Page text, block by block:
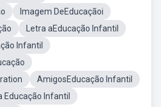
Imagem DeEducaçãoi
Letra aEducação Infantil
Infantil
AmigosEducação Infantil
Educação Infantil